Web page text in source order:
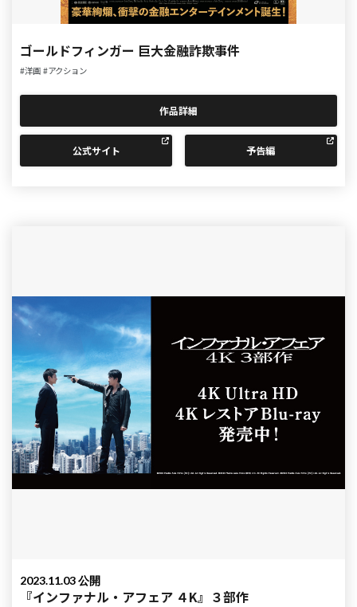
ゴールドフィンガー 巨大金融詐欺事件
#洋画 #アクション
作品詳細
公式サイト 予告編
2023.11.03 公開
『インファナル・アフェア ４K』３部作